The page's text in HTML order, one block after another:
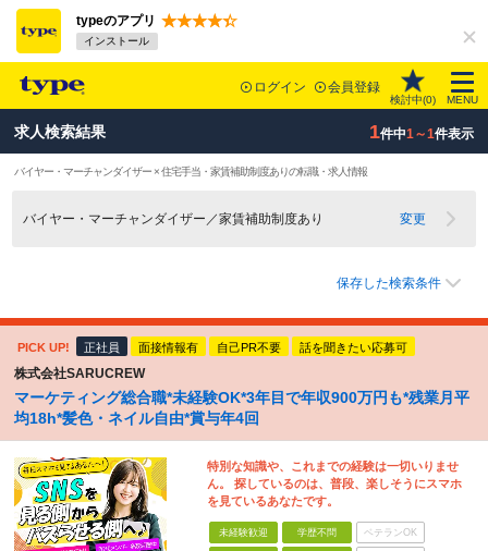
typeのアプリ
インストール
ログイン 会員登録
検討中(0) MENU
求人検索結果 1件中1～1件表示
バイヤー・マーチャンダイザー × 住宅手当・家賃補助制度ありの転職・求人情報
バイヤー・マーチャンダイザー／家賃補助制度あり 変更
保存した検索条件
PICK UP! 正社員 面接情報有 自己PR不要 話を聞きたい応募可
株式会社SARUCREW
マーケティング総合職*未経験OK*3年目で年収900万円も*残業月平
均18h*髪色・ネイル自由*賞与年4回
特別な知識や、これまでの経験は一切いりませ
ん。 探しているのは、普段、楽しそうにスマホ
を見ているあなたです。
未経験歓迎 学歴不問 ベテランOK